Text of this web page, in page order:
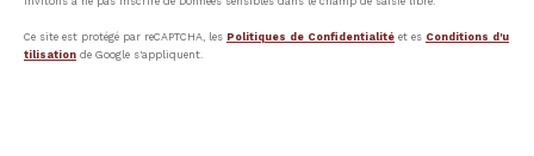
Ce site est protégé par reCAPTCHA, les Politiques de Confidentialité et es Conditions d'u
tilisation de Google s'appliquent.